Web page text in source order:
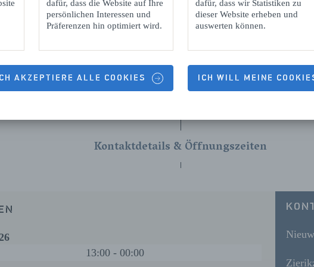
dafür, dass die Website auf Ihre
persönlichen Interessen und
Präferenzen hin optimiert wird.
dafür, dass wir Statistiken zu
dieser Website erheben und
auswerten können.
ICH AKZEPTIERE ALLE COOKIES ICH WILL MEINE
Kontaktdetails & Öffnungszeiten
13:00 - 00:00